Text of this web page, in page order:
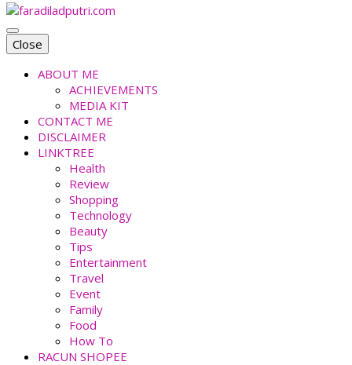
faradiladputri.com
Indonesian Millennial Mom and Lifestyle Blogger
Close
ABOUT ME
ACHIEVEMENTS
MEDIA KIT
CONTACT ME
DISCLAIMER
LINKTREE
Health
Review
Shopping
Technology
Beauty
Tips
Entertainment
Travel
Event
Family
Food
How To
RACUN SHOPEE